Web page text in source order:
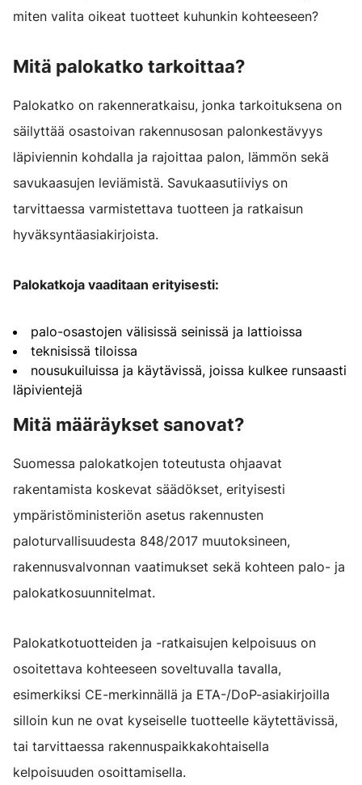
miten valita oikeat tuotteet kuhunkin kohteeseen?
Mitä palokatko tarkoittaa?
Palokatko on rakenneratkaisu, jonka tarkoituksena on
säilyttää osastoivan rakennusosan palonkestävyys
läpiviennin kohdalla ja rajoittaa palon, lämmön sekä
savukaasujen leviämistä. Savukaasutiiviys on
tarvittaessa varmistettava tuotteen ja ratkaisun
hyväksyntäasiakirjoista.
Palokatkoja vaaditaan erityisesti:
palo-osastojen välisissä seinissä ja lattioissa
teknisissä tiloissa
nousukuiluissa ja käytävissä, joissa kulkee runsaasti
läpivientejä
Mitä määräykset sanovat?
Suomessa palokatkojen toteutusta ohjaavat
rakentamista koskevat säädökset, erityisesti
ympäristöministeriön asetus rakennusten
paloturvallisuudesta 848/2017 muutoksineen,
rakennusvalvonnan vaatimukset sekä kohteen palo- ja
palokatkosuunnitelmat.
Palokatkotuotteiden ja -ratkaisujen kelpoisuus on
osoitettava kohteeseen soveltuvalla tavalla,
esimerkiksi CE-merkinnällä ja ETA-/DoP-asiakirjoilla
silloin kun ne ovat kyseiselle tuotteelle käytettävissä,
tai tarvittaessa rakennuspaikkakohtaisella
kelpoisuuden osoittamisella.